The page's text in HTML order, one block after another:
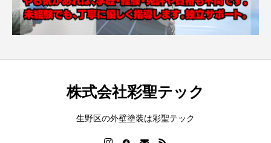
株式会社彩聖テック
生野区の外壁塗装は彩聖テック